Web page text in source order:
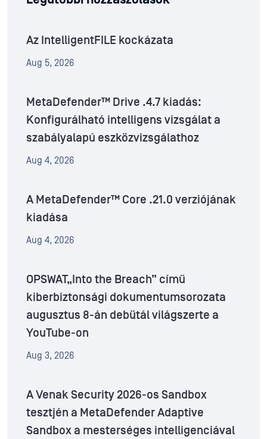
Az IntelligentFILE kockázata
Aug 5, 2026
MetaDefender™ Drive .4.7 kiadás:
Konfigurálható intelligens vizsgálat a
szabályalapú eszközvizsgálathoz
Aug 4, 2026
A MetaDefender™ Core .21.0 verziójának
kiadása
Aug 4, 2026
OPSWAT„Into the Breach” című
kiberbiztonsági dokumentumsorozata
augusztus 8-án debütál világszerte a
YouTube-on
Aug 3, 2026
A Venak Security 2026-os Sandbox
tesztjén a MetaDefender Adaptive
Sandbox a mesterséges intelligenciával